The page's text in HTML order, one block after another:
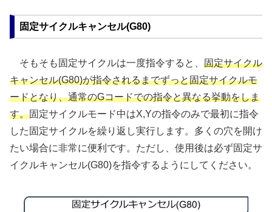
固定サイクルキャンセル(G80)
そもそも固定サイクルは一度指令すると、 固定サイクル
キャンセル(G80)が指令されるまでずっと固定サイクルモ
ードとなり、通常のGコードでの指令と異なる挙動をしま
す。固定サイクルモード中はX,Yの指令のみで最初に指令
した固定サイクルを繰り返し実行します。多くの穴を開け
たい場合に非常に便利です。ただし、使用後は必ず固定サ
イクルキャンセル(G80)を指令するようにしてください。